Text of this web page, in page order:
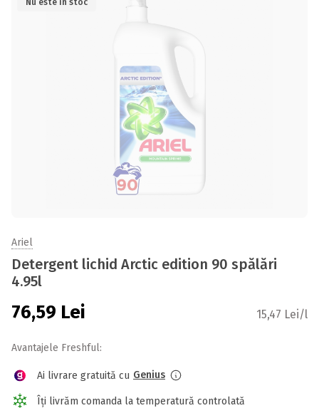
Nu este în stoc
Ariel
Detergent lichid Arctic edition 90 spălări
4.95l
76,59 Lei 15,47 Lei/l
Avantajele Freshful:
Ai livrare gratuită cu Genius
Îți livrăm comanda la temperatură controlată